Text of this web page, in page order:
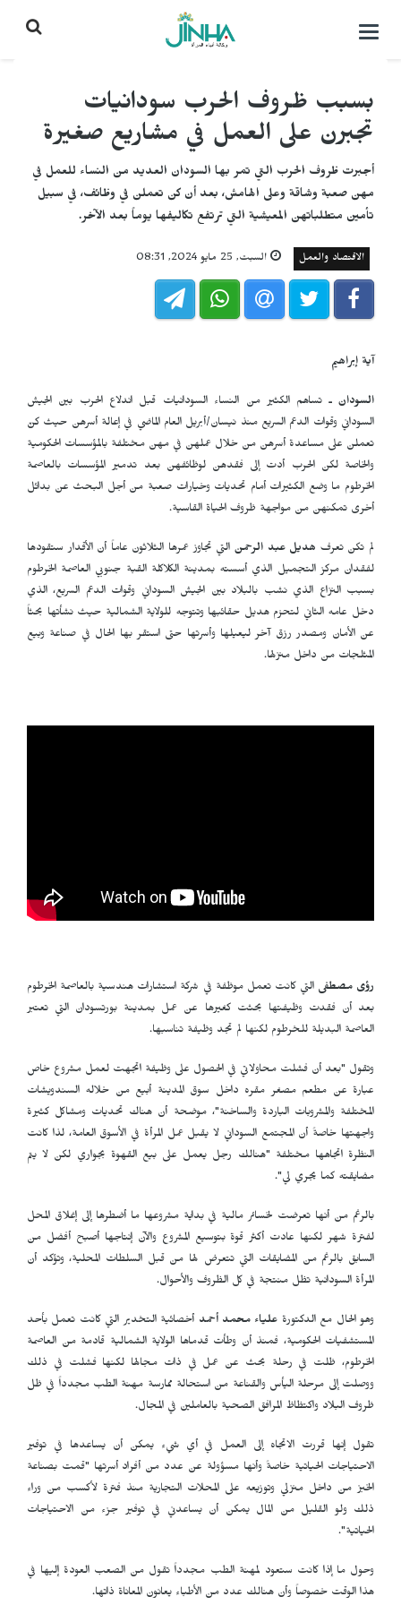
التحكم
بسبب ظروف الحرب سودانيات
تجبرن على العمل في مشاريع صغيرة
أجبرت ظروف الحرب التي تمر بها السودان العديد من النساء للعمل في
مهن صعبة وشاقة وعلى الهامش، بعد أن كن تعملن في وظائف، في سبيل
تأمين متطلباتهن المعيشية التي ترتفع تكاليفها يوماً بعد الآخر.
الاقتصاد والعمل السبت, 25 مايو 2024, 08:31
آية إبراهيم
السودان ـ تساهم الكثير من النساء السودانيات قبل اندلاع الحرب بين الجيش
السوداني وقوات الدعم السريع منذ نيسان/أبريل العام الماضي في إعالة أسرهن حيث كنّ
تعملن على مساعدة أسرهن من خلال عملهن في مهن مختلفة بالمؤسسات الحكومية
والخاصة لكن الحرب أدت إلى فقدهن لوظائفهن بعد تدمير المؤسسات بالعاصمة
الخرطوم ما وضع الكثيرات أمام تحديات وخيارات صعبة من أجل البحث عن بدائل
أخرى تمكنهن من مواجهة ظروف الحياة القاسية.
لم تكن تعرف هديل عبد الرحمن التي تجاوز عمرها الثلاثون عاماً أن الأقدار ستقودها
لفقدان مركز التجميل الذي أسسته بمدينة الكلاكلة القبة جنوبي العاصمة الخرطوم
بسبب النزاع الذي نشب بالبلاد بين الجيش السوداني وقوات الدعم السريع، الذي
دخل عامه الثاني لتحزم هديل حقائبها وتتوجه للولاية الشمالية حيث نشأتها بحثاً
عن الأمان ومصدر رزق آخر ليعيلها وأسرتها حتى استقر بها الحال في صناعة وبيع
المثلجات من داخل منزلها.
رؤى مصطفى التي كانت تعمل موظفة في شركة استشارات هندسية بالعاصمة الخرطوم
بعد أن فقدت وظيفتها بحثت كغيرها عن عمل بمدينة بورتسودان التي تعتبر
العاصمة البديلة للخرطوم لكنها لم تجد وظيفة تناسبها.
وتقول "بعد أن فشلت محاولاتي في الحصول على وظيفة اتجهت لعمل مشروع خاص
عبارة عن مطعم مصغر مقره داخل سوق المدينة أبيع من خلاله السندويشات
المختلفة والمشروبات الباردة والساخنة"، موضحة أن هناك تحديات ومشاكل كثيرة
واجهتها خاصةً أن المجتمع السوداني لا يقبل عمل المرأة في الأسوق العامة، لذا كانت
النظرة اتجاهها مختلفة "هنالك رجل يعمل على بيع القهوة بجواري لكن لا يتم
مضايقته كما يجري لي".
بالرغم من أنها تعرضت لخسائر مالية في بداية مشروعها ما أضطرها إلى إغلاق المحل
لفترة شهر لكنها عادت أكثر قوة بتوسيع المشروع والآن إنتاجها أصبح أفضل من
السابق بالرغم من المضايقات التي تتعرض لها من قبل السلطات المحلية، وتؤكد أن
المرأة السودانية تظل منتجة في كل الظروف والأحوال.
وهو الحال مع الدكتورة علياء محمد أحمد أخصائية التخدير التي كانت تعمل بأحد
المستشفيات الحكومية، فمنذ أن وطأت قدماها الولاية الشمالية قادمة من العاصمة
الخرطوم، ظلت في رحلة بحث عن عمل في ذات مجالها لكنها فشلت في ذلك
ووصلت إلى مرحلة اليأس والقناعة من استحالة ممارسة مهنة الطب مجدداً في ظل
ظروف البلاد واكتظاظ المرافق الصحية بالعاملين في المجال.
تقول إنها قررت الاتجاه إلى العمل في أي شيء يمكن أن يساعدها في توفير
الاحتياجات الحياتية خاصةً وأنها مسؤولة عن عدد من أفراد أسرتها "قمت بصناعة
الخبز من داخل منزلي وتوزيعه على المحلات التجارية منذ فترة لأكسب من وراء
ذلك ولو القليل من المال يمكن أن يساعدني في توفير جزء من الاحتياجات
الحياتية".
وحول ما إذا كانت ستعود لمهنة الطب مجدداً تقول من الصعب العودة إليها في
هذا الوقت خصوصاً وأن هنالك عدد من الأطباء يعانون المعاناة ذاتها.